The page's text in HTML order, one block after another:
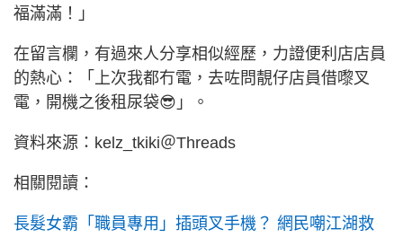
福滿滿！」
在留言欄，有過來人分享相似經歷，力證便利店店員
的熱心：「上次我都冇電，去咗問靚仔店員借嚟叉
電，開機之後租尿袋😎」。
資料來源：kelz_tkiki＠Threads
相關閱讀：
長髮女霸「職員專用」插頭叉手機？ 網民嘲江湖救